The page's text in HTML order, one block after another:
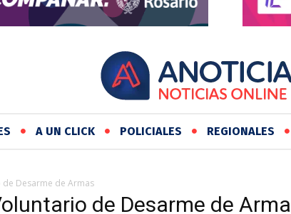
A UN CLICK POLICIALES REGIONALES
Desarme de Armas
de Desarme de